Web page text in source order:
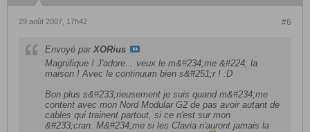
#6
29 août 2007, 17h42
Envoyé par XORius
Magnifique ! J'adore... veux le m&#234;me &#224; la
maison ! Avec le continuum bien s&#251;r ! :D
Bon plus s&#233;rieusement je suis quand m&#234;me
content avec mon Nord Modular G2 de pas avoir autant de
cables qui trainent partout, si ce n'est sur mon
&#233;cran. M&#234;me si les Clavia n'auront jamais la